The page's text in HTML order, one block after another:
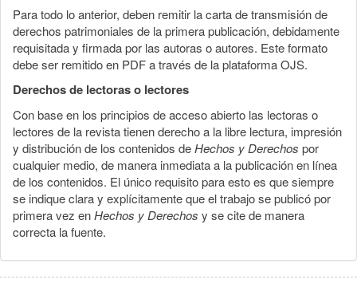
Para todo lo anterior, deben remitir la carta de transmisión de
derechos patrimoniales de la primera publicación, debidamente
requisitada y firmada por las autoras o autores. Este formato
debe ser remitido en PDF a través de la plataforma OJS.
Derechos de lectoras o lectores
Con base en los principios de acceso abierto las lectoras o
lectores de la revista tienen derecho a la libre lectura, impresión
y distribución de los contenidos deHechos y Derechos por
cualquier medio, de manera inmediata a la publicación en línea
de los contenidos. El único requisito para esto es que siempre
se indique clara y explícitamente que el trabajo se publicó por
primera vez enHechos y Derechos y se cite de manera
correcta la fuente.